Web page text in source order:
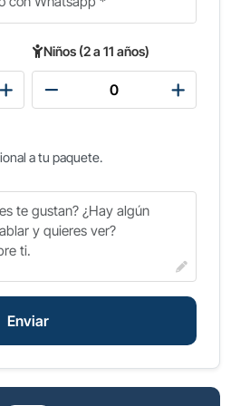
Niños (2 a 11 años)
a tu paquete.
Enviar